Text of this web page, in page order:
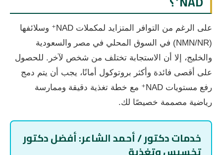
على الرغم من التوافر المتزايد لمكملات NAD⁺ وسلائفها
(NMN/NR) في السوق المحلي في مصر والسعودية
والخليج، إلا أن الاستجابة تختلف من شخص لآخر. للحصول
على أقصى فائدة وأكثر بروتوكول أمانًا، يجب أن يتم دمج
رفع مستويات NAD⁺ مع خطة تغذية دقيقة وممارسة
رياضية مصممة خصيصًا لك.
خدمات دكتور / أحمد الشاعر: أفضل دكتور